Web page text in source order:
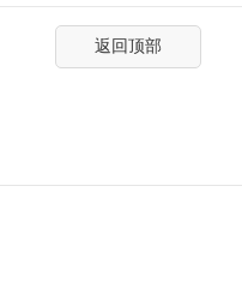
返回顶部